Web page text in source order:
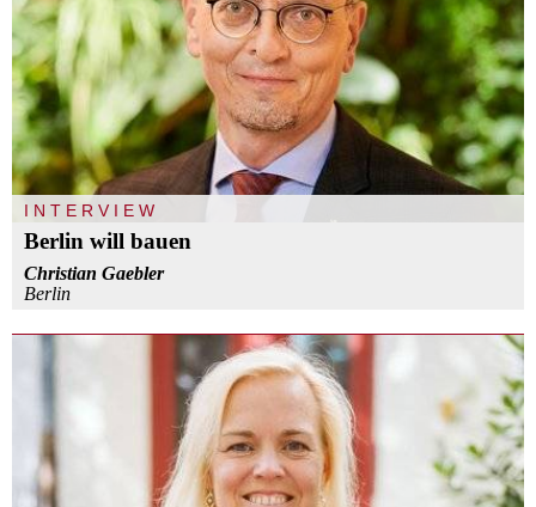
INTERVIEW
Berlin will bauen
Christian Gaebler
Berlin